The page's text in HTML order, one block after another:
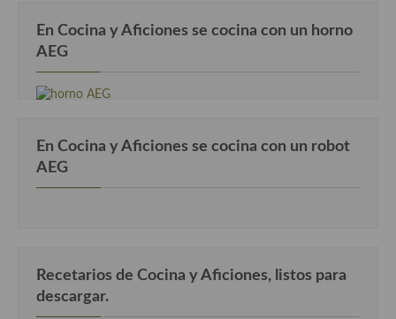
En Cocina y Aficiones se cocina con un horno
AEG
En Cocina y Aficiones se cocina con un robot
AEG
Recetarios de Cocina y Aficiones, listos para
descargar.